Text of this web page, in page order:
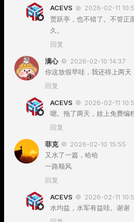
ACEVS
2026-02-11
贾跃亭，也不错了。不管正
久。
回复
满心
2026-02-10 14:37
你这放假早哇，我还得上两天
回复
ACEVS
2026-02-11
嗯。拖了两天，娃上免费编
回复
菲克
2026-02-10 15:55
又水了一篇，哈哈
一路顺风
回复
ACEVS
2026-02-11
水均益，水军有益哇。谢谢